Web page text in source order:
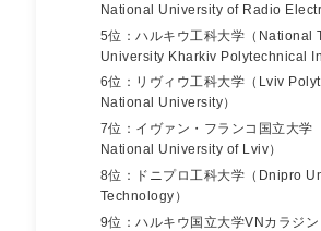
National University of Radio
5位：ハルキウ工科大学（National
University Kharkiv Polytechnical
6位：リヴィウ工科大学（Lviv
National University）
7位：イヴァン・フランコ国立大学
National University of Lviv）
8位：ドニプロ工科大学（Dnipro
Technology）
9位：ハルキウ国立大学VNカラジ